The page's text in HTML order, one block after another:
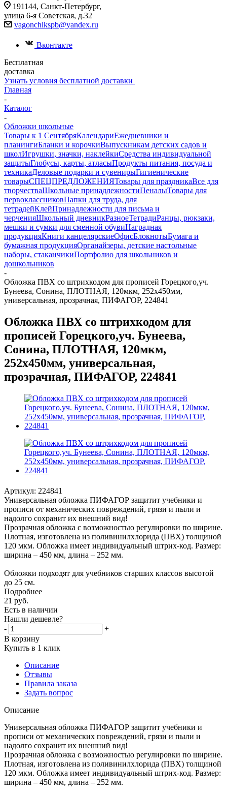
191144, Санкт-Петербург,
улица 6-я Советская, д.32
vagonchikspb@yandex.ru
Вконтакте
Бесплатная
доставка
Узнать условия бесплатной доставки
Главная
-
Каталог
-
Обложки школьные
Товары к 1 СентябряКалендариЕжедневники и
планингиБланки и корочкиВыпускникам детских садов и
школИгрушки, значки, наклейкиСредства индивидуальной
защитыГлобусы, карты, атласыПродукты питания, посуда и
техникаДеловые подарки и сувенирыГигиенические
товарыСПЕЦПРЕДЛОЖЕНИЯТовары для праздникаВсе для
творчестваШкольные принадлежностиПеналыТовары для
первоклассниковПапки для труда, для
тетрадейКлейПринадлежности для письма и
черченияШкольный дневникРазноеТетрадиРанцы, рюкзаки,
мешки и сумки для сменной обувиНаградная
продукцияКниги канцелярскиеОфисБлокнотыБумага и
бумажная продукцияОрганайзеры, детские настольные
наборы, стаканчикиПортфолио для школьников и
дошкольников
-
Обложка ПВХ со штрихкодом для прописей Горецкого,уч.
Бунеева, Сонина, ПЛОТНАЯ, 120мкм, 252х450мм,
универсальная, прозрачная, ПИФАГОР, 224841
Обложка ПВХ со штрихкодом для
прописей Горецкого,уч. Бунеева,
Сонина, ПЛОТНАЯ, 120мкм,
252х450мм, универсальная,
прозрачная, ПИФАГОР, 224841
Артикул: 224841
Универсальная обложка ПИФАГОР защитит учебники и
прописи от механических повреждений, грязи и пыли и
надолго сохранит их внешний вид!
Прозрачная обложка с возможностью регулировки по ширине.
Плотная, изготовлена из поливинилхлорида (ПВХ) толщиной
120 мкм. Обложка имеет индивидуальный штрих-код. Размер:
ширина – 450 мм, длина – 252 мм.
Обложки подходят для учебников старших классов высотой
до 25 см.
Подробнее
21 руб.
Есть в наличии
Нашли дешевле?
-
+
В корзину
Купить в 1 клик
Описание
Отзывы
Правила заказа
Задать вопрос
Описание
Универсальная обложка ПИФАГОР защитит учебники и
прописи от механических повреждений, грязи и пыли и
надолго сохранит их внешний вид!
Прозрачная обложка с возможностью регулировки по ширине.
Плотная, изготовлена из поливинилхлорида (ПВХ) толщиной
120 мкм. Обложка имеет индивидуальный штрих-код. Размер:
ширина – 450 мм, длина – 252 мм.